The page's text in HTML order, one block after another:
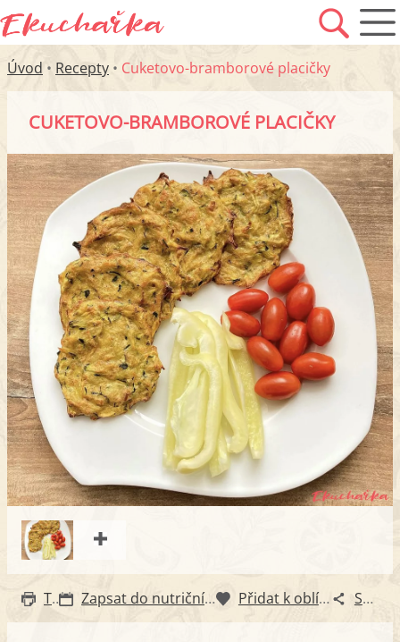
Úvod • Recepty • Cuketovo-bramborové placičky
CUKETOVO-BRAMBOROVÉ PLACIČKY
Tisk Zapsat do nutričního diáře Přidat k oblíbeným Sdílet